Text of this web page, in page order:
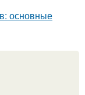
основные